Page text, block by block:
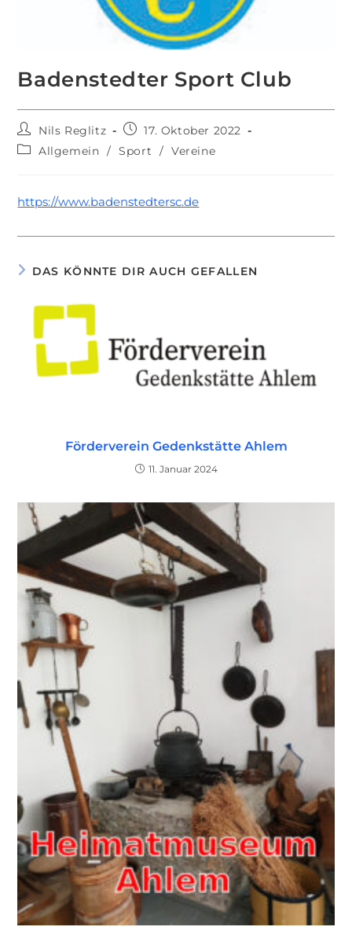
Badenstedter Sport Club
Beitrags-
Autor:
Nils Reglitz
Beitrag
veröffentlicht:
17. Oktober 2022
Beitrags-
Allgemein / Sport / Vereine
https://www.badenstedtersc.de
DAS KÖNNTE DIR AUCH GEFALLEN
Förderverein Gedenkstätte Ahlem
11. Januar 2024